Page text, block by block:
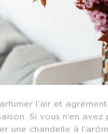
l’air et
Si vous n’en avez
une chandelle à